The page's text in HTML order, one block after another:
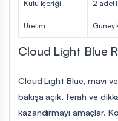
Kutu İçeriği 2 adet
Üretim Güney
Cloud Light Blue
Cloud Light Blue, mavi
bakışa açık, ferah ve
kazandırmayı amaçlar.